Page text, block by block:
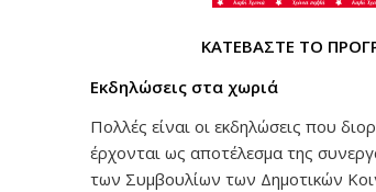
ΚΑΤΕΒΑΣΤΕ ΤΟ
Εκδηλώσεις στα χωριά
Πολλές είναι οι εκδηλώσεις που
έρχονται ως αποτέλεσμα της
των Συμβουλίων των Δημοτικών